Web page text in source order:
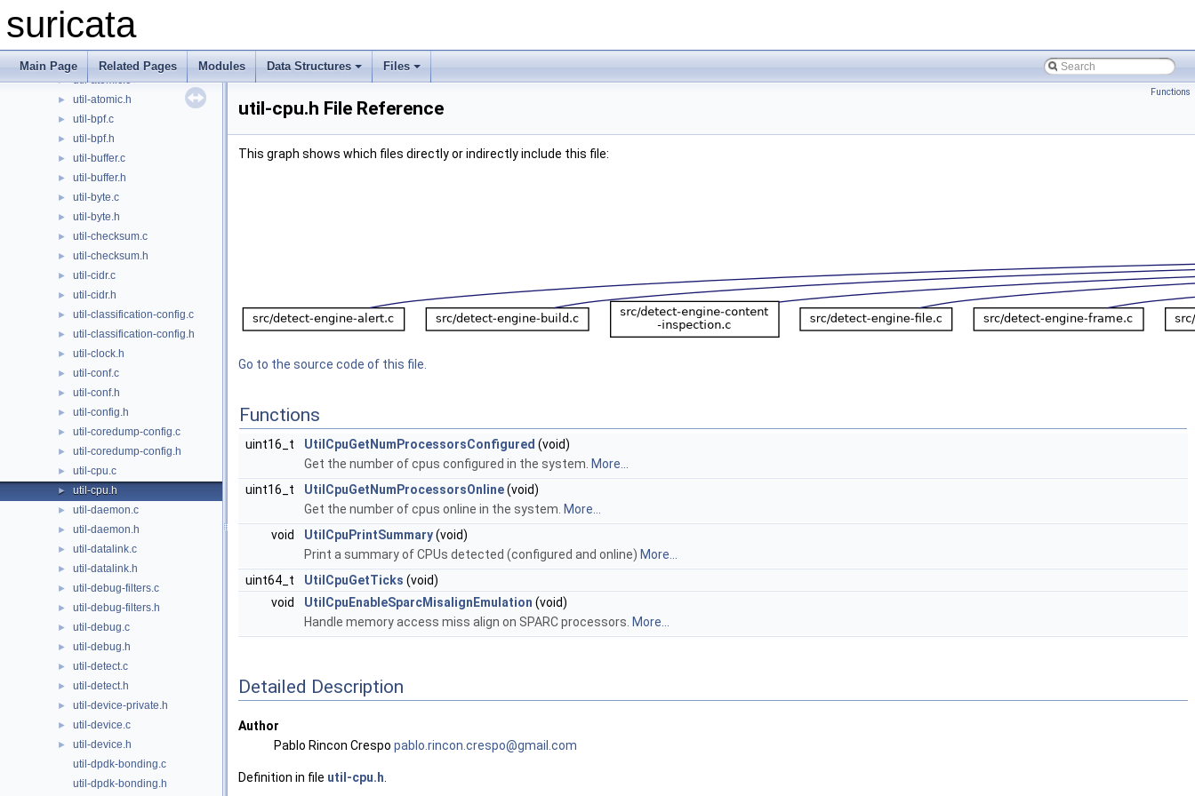
suricata
Main Page Related Pages Modules Data Structures Files
► util-action.h
► util-affinity.c
► util-affinity.h
► util-atomic.c
► util-atomic.h
► util-bpf.c
► util-bpf.h
► util-buffer.c
► util-buffer.h
► util-byte.c
► util-byte.h
► util-checksum.c
► util-checksum.h
► util-cidr.c
► util-cidr.h
► util-classification-config.c
► util-classification-config.h
► util-clock.h
► util-conf.c
► util-conf.h
► util-config.h
► util-coredump-config.c
► util-coredump-config.h
► util-cpu.c
► util-cpu.h
► util-daemon.c
► util-daemon.h
► util-datalink.c
► util-datalink.h
► util-debug-filters.c
► util-debug-filters.h
► util-debug.c
► util-debug.h
► util-detect.c
► util-detect.h
► util-device-private.h
► util-device.c
►
util-device.h
util-dpdk-bonding.c
util-dpdk-bonding.h
Functions
util-cpu.h File Reference
This graph shows which files directly or indirectly include this file:
Go to the source code of this file.
Functions
uint16_t UtilCpuGetNumProcessorsConfigured (void)
Get the number of cpus configured in the system. More...
uint16_t
UtilCpuGetNumProcessorsOnline(void)
Get the number of cpus online in the system. More...
void
UtilCpuPrintSummary(void)
Print a summary of CPUs detected (configured and online) More...
uint64_t
UtilCpuGetTicks (void)
void
UtilCpuEnableSparcMisalignEmulation (void)
Handle memory access miss align on SPARC processors. More...
Detailed Description
Author
Pablo Rincon Crespo pablo .rincon.crespo@gmail.com
Definition in file util-cpu.h